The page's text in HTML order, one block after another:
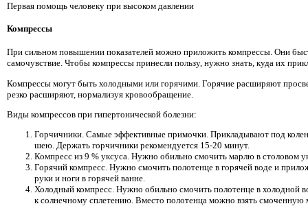
Первая помощь человеку при высоком давлении
Компрессы
При сильном повышении показателей можно приложить компрессы. Они
самочувствие. Чтобы компрессы принесли пользу, нужно знать, куда их
Компрессы могут быть холодными или горячими. Горячие расширяют
резко расширяют, нормализуя кровообращение.
Виды компрессов при гипертонической болезни:
Горчичники. Самые эффективные примочки. Прикладывают под
шею. Держать горчичники рекомендуется 15-20 минут.
Компресс из 9 % уксуса. Нужно обильно смочить марлю в столовом
Горячий компресс. Нужно смочить полотенце в горячей воде и
руки и ноги в горячей ванне.
Холодный компресс. Нужно обильно смочить полотенце в холодной
к солнечному сплетению. Вместо полотенца можно взять смоченную